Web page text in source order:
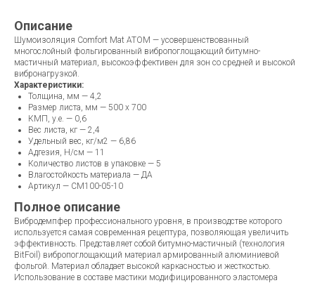
Описание
Шумоизоляция Comfort Mat ATOM — усовершенствованный
многослойный фольгированный вибропоглощающий битумно-
мастичный материал, высокоэффективен для зон со средней и высокой
вибронагрузкой.
Характеристики:
Толщина, мм — 4,2
Размер листа, мм — 500 х 700
КМП, у.е. — 0,6
Вес листа, кг — 2,4
Удельный вес, кг/м2 — 6,86
Адгезия, Н/см — 11
Количество листов в упаковке — 5
Влагостойкость материала — ДА
Артикул — CM100-05-10
Полное описание
Вибродемпфер профессионального уровня, в производстве которого
используется самая современная рецептура, позволяющая увеличить
эффективность. Представляет собой битумно-мастичный (технология
BitFoil) вибропоглощающий материал армированный алюминиевой
фольгой. Материал обладает высокой каркасностью и жесткостью.
Использование в составе мастики модифицированного эластомера